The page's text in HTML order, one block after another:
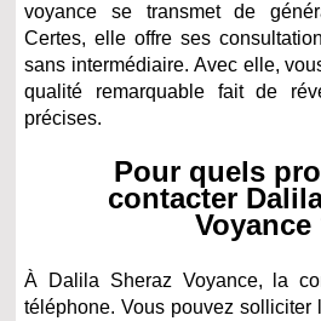
voyance se transmet de
Certes, elle offre ses
sans intermédiaire. Avec elle,
qualité remarquable fait de
précises.
Pour quels
contacter
Voyance
À Dalila Sheraz Voyance, la
téléphone. Vous pouvez solliciter